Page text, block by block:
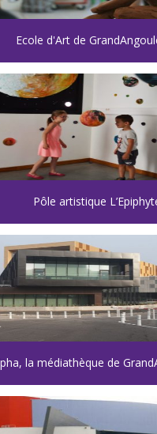
Ecole d'Art de
Pôle artistique
la médiathèque de